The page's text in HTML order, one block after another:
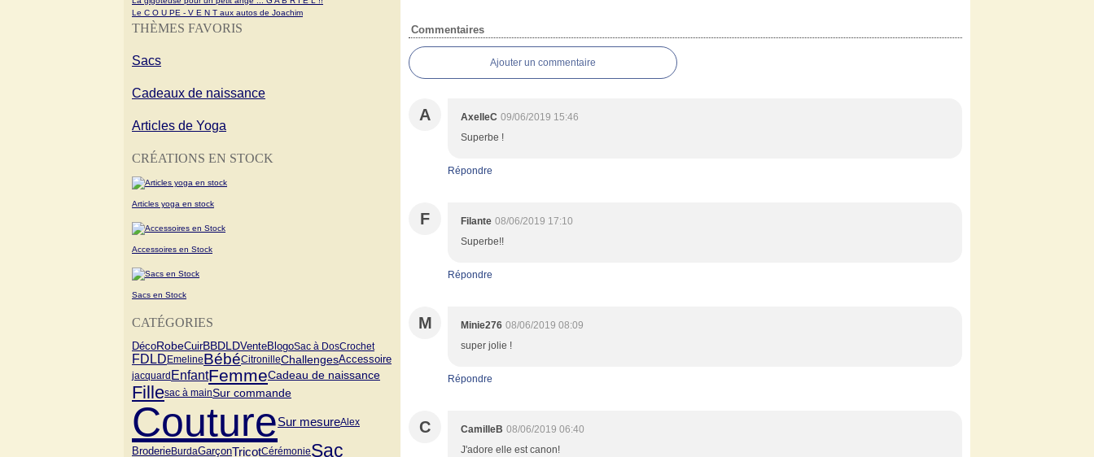
Le C O U PE - V E N T aux autos de Joachim
THÈMES FAVORIS
Sacs
Cadeaux de naissance
Articles de Yoga
CRÉATIONS EN STOCK
Articles yoga en stock
Accessoires en Stock
Sacs en Stock
CATÉGORIES
DécoRobeCuirBBDLDVenteBlogoSac à DosCrochet
FDLDEmelineBébéCitronilleChallengesAccessoire
jacquard EnfantFemmeCadeau de naissance
Fillesac à mainSur commande
CoutureSur mesureAlex
BroderieBurdaGarçonTricotCérémonieSac
Commentaires
Ajouter un commentaire
A AxelleC 09/06/2019 15:46
Superbe !
Répondre
F Filante 08/06/2019 17:10
Superbe!!
Répondre
M Minie276 08/06/2019 08:09
super jolie !
Répondre
C CamilleB 08/06/2019 06:40
J'adore elle est canon!